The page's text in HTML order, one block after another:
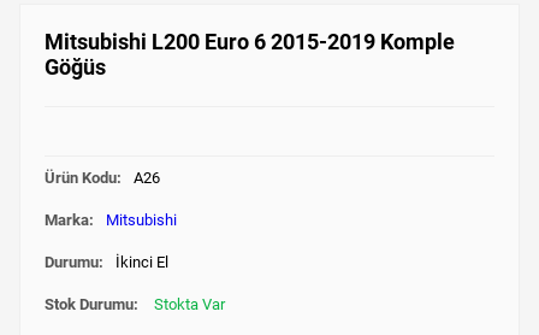
Mitsubishi L200 Euro 6 2015-2019 Komple
Göğüs
Ürün Kodu: A26
Marka: Mitsubishi
Durumu: İkinci El
Stok Durumu: Stokta Var